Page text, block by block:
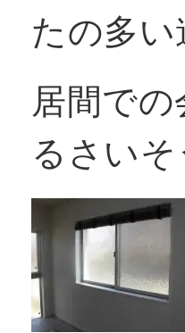
価格表
窓リフォ
会社概要
採用情報
たの多い
居間で
るさい